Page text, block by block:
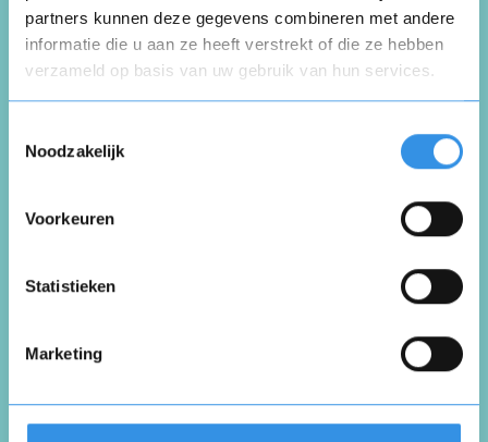
partners kunnen deze gegevens combineren met andere
informatie die u aan ze heeft verstrekt of die ze hebben
verzameld op basis van uw gebruik van hun services.
Noodzakelijk
Voorkeuren
Statistieken
Marketing
Beoordeel je ervaring *